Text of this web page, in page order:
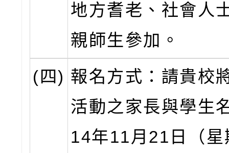
地方耆老、社會人
親師生參加。
(四) 報名方式：請貴校
活動之家長與學生
14年11月21日（